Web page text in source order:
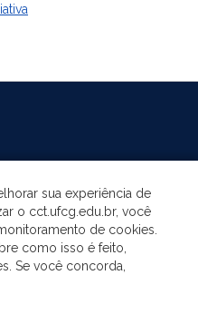
sua experiência de
o cct.ufcg.edu.br, você
de cookies.
como isso é feito,
Se você concorda,